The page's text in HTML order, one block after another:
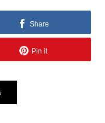
Share
Pin it